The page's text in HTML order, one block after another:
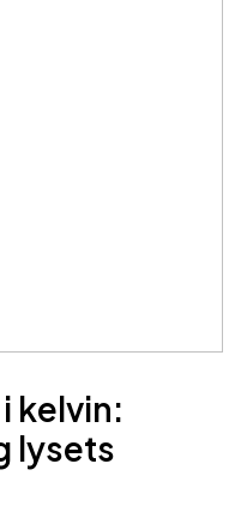
kelvin:
lysets